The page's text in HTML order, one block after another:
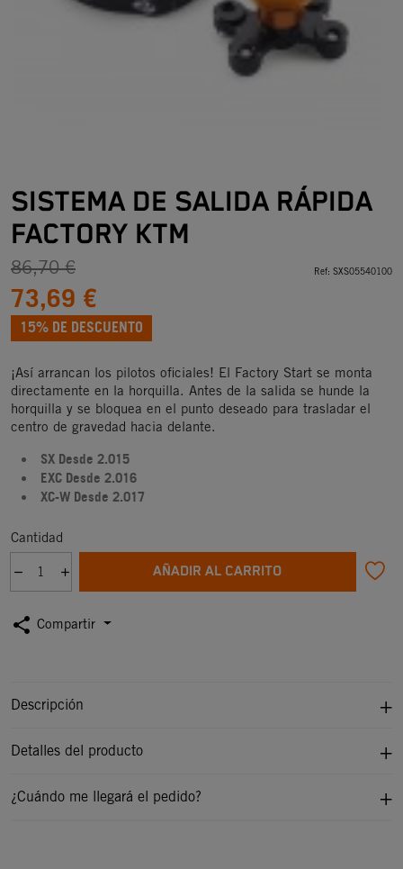
SISTEMA DE SALIDA RÁPIDA
FACTORY KTM
86,70 €
73,69 €
15% DE DESCUENTO
Ref: SXS05540100
¡Así arrancan los pilotos oficiales! El Factory Start se monta
directamente en la horquilla. Antes de la salida se hunde la
horquilla y se bloquea en el punto deseado para trasladar el
centro de gravedad hacia delante.
SX Desde 2.015
EXCDesde 2.016
XC-WDesde 2.017
Cantidad
AÑADIR AL CARRITO
share Compartir
Descripción
Detalles del producto
¿Cuándo me llegará el pedido?